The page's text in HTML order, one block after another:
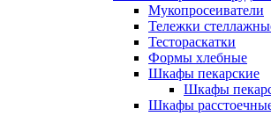
Мукопросеиватели
Тележки
Тестораскатки
Формы хлебные
Шкафы пекарские
Шкафы
Шкафы